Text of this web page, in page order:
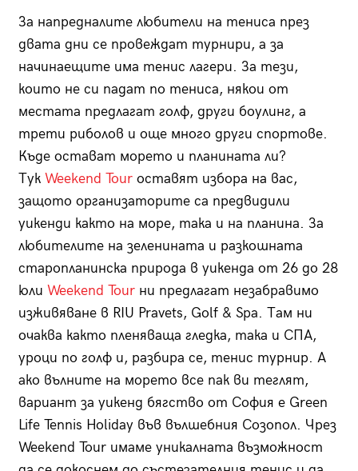
За напредналите любители на тениса през
двата дни се провеждат турнири, а за
начинаещите има тенис лагери. За тези,
които не си падат по тениса, някои от
местата предлагат голф, други боулинг, а
трети риболов и още много други спортове.
Къде остават морето и планината ли?
Тук Weekend Tourоставят избора на вас,
защото организаторите са предвидили
уикенди както на море, така и на планина. За
любителите на зеленината и разкошната
старопланинска природа в уикенда от 26 до 28
юли Weekend Tourни предлагат незабравимо
изживяване в RIU Pravets, Golf & Spa. Там ни
очаква както пленяваща гледка, така и СПА,
уроци по голф и, разбира се, тенис турнир. А
ако вълните на морето все пак ви теглят,
вариант за уикенд бягство от София е Green
Life Tennis Holiday във вълшебния Созопол. Чрез
Weekend Tour имаме уникалната възможност